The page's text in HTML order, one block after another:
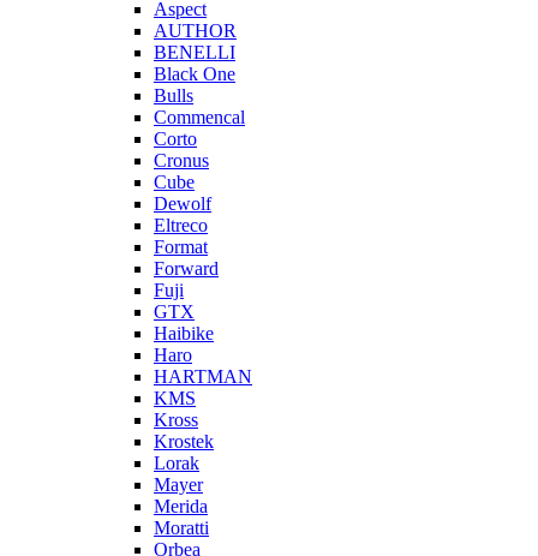
Aspect
AUTHOR
BENELLI
Black One
Bulls
Commencal
Corto
Cronus
Cube
Dewolf
Eltreco
Format
Forward
Fuji
GTX
Haibike
Haro
HARTMAN
KMS
Kross
Krostek
Lorak
Mayer
Merida
Moratti
Orbea